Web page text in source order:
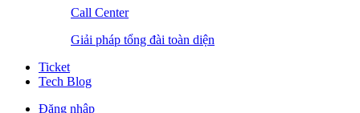
Call Center
Giải pháp tổng đài toàn diện
Ticket
Tech Blog
Đăng nhập